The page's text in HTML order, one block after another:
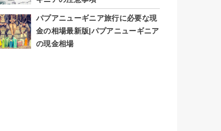
パプアニューギニア旅行に必要な現
金の相場最新版|パプアニューギニア
の現金相場